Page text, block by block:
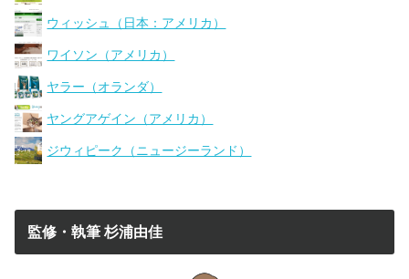
ウィッシュ（日本：アメリカ）
ワイソン（アメリカ）
ヤラー（オランダ）
ヤングアゲイン（アメリカ）
ジウィピーク（ニュージーランド）
監修・執筆 杉浦由佳